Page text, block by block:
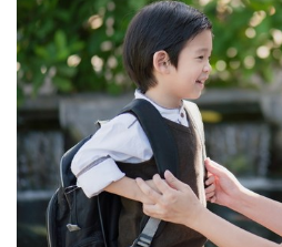
和孩子一起長大的那
不同模樣
沒有人天生就擅長當爸爸
次「前所未有」的體驗中
大。從給予安全感的肢體
主、角色認同及解決問題
正嘗試用不同的模樣，參